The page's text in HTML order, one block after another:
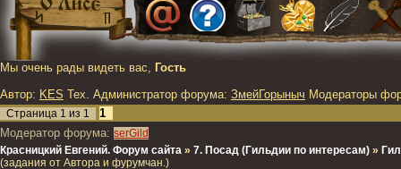
Мы очень рады видеть вас, Гость
Автор: KES Тех. Администратор форума: ЗмейГорыныч Модераторы
Страница 1 из 1
1
Модератор форума: serGild
Красницкий Евгений. Форум сайта » 7. Посад (Гильдии по интересам) »
(задания от Автора и фурумчан.)